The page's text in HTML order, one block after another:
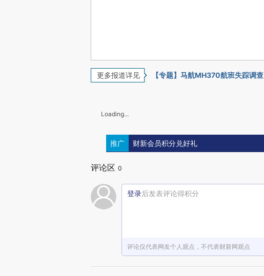
更多报道详见 【专题】马航MH370航班失踪调查
Loading...
推广 财新会员积分兑好礼
评论区 0
登录后发表评论得积分
评论仅代表网友个人观点，不代表财新网观点